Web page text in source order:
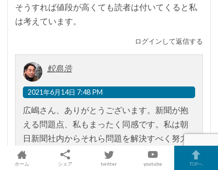
そうすれば値段が高くても読者は付いてくると私
は考えています。
ログインして返信する
鮫島浩
2021年6月14日 7:48 PM
広嶋さん、ありがとうございます。新聞が抱
える問題点、私もまったく同感です。私は朝
日新聞社内からそれら問題を解決すべく努力
してきたつもりですが、会社の内向き体質に
もはや限界とおもい、退社してひとりで小さ
ホーム シェア twitter youtube TOPへ